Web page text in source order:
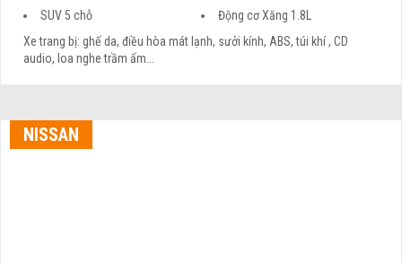
SUV 5 chỗ
Động cơ Xăng 1.8L
Xe trang bị: ghế da, điều hòa mát lạnh, sưởi kính, ABS, túi khí , CD
audio, loa nghe trầm ấm...
NISSAN